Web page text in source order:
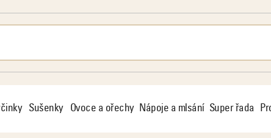
Sušenky Ovoce a ořechy Nápoje a mlsání Super řada